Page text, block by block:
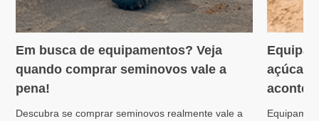
Variedades
Em busca de equipamentos? Veja
quando comprar seminovos vale a
pena!
Descubra se comprar seminovos realmente vale a
açúcar: